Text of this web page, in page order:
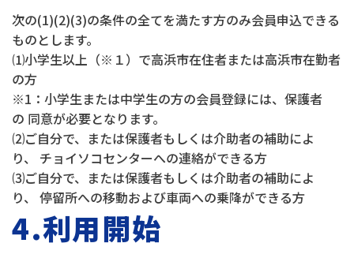
次の(1)(2)(3)の条件の全てを満たす方のみ会員申込できる
ものとします。
⑴小学生以上（※１）で高浜市在住者または高浜市在勤者
の方
※1：小学生または中学生の方の会員登録には、保護者
の 同意が必要となります。
⑵ご自分で、または保護者もしくは介助者の補助によ
り、 チョイソコセンターへの連絡ができる方
⑶ご自分で、または保護者もしくは介助者の補助によ
り、 停留所への移動および車両への乗降ができる方
4.利用開始